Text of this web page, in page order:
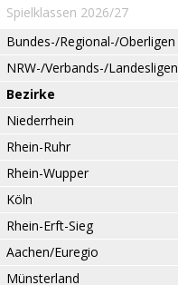
Spielklassen 2026/27
Bundes-/Regional-/Oberligen
NRW-/Verbands-/Landesligen
Bezirke
Niederrhein
Rhein-Ruhr
Rhein-Wupper
Köln
Rhein-Erft-Sieg
Aachen/Euregio
Münsterland